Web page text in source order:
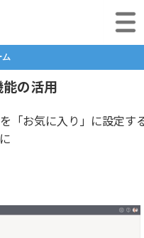
ム
の活用
「お気に入り」に設定す